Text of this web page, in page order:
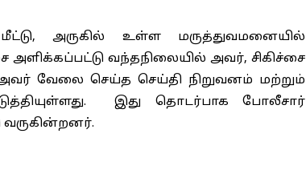
அருகில் உள்ள மருத்துவமனையில்
அளிக்கப்பட்டு வந்தநிலையில் அவர், சிகிச்சை
வேலை செய்த செய்தி நிறுவனம் மற்றும்
இது தொடர்பாக போலீசார்